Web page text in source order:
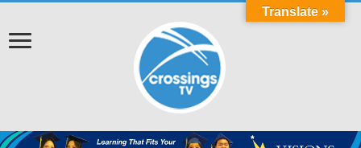
Translate »